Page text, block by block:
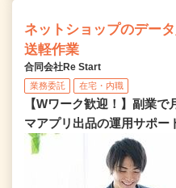
ネットショップのデー
送軽作業
合同会社Re Start
業務委託 在宅・内職
【Wワーク歓迎！】副業
マアプリ出品の運用サポー